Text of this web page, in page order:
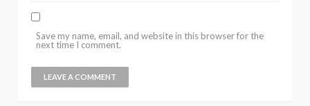
Save my name, email, and website in this browser for the
next time I comment.